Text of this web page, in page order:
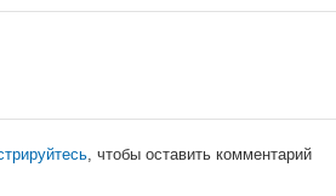
, чтобы оставить комментарий